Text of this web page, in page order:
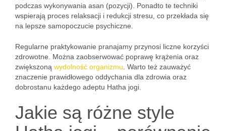
podczas wykonywania asan (pozycji). Ponadto te techniki
wspierają proces relaksacji i redukcji stresu, co przekłada się
na lepsze samopoczucie psychiczne.
Regularne praktykowanie pranajamy przynosi liczne korzyści
zdrowotne. Można zaobserwować poprawę krążenia oraz
zwiększoną wydolność organizmu . Warto też zauważyć
znaczenie prawidłowego oddychania dla zdrowia oraz
dobrostanu każdego adeptu Hatha jogi.
Jakie są różne style